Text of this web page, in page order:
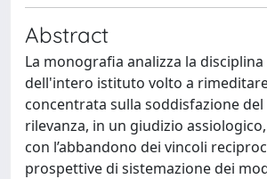
Abstract
La monografia analizza la
dell'intero istituto volto a
concentrata sulla soddisfazione
rilevanza, in un giudizio
con l’abbandono dei vincoli
prospettive di sistemazione dei